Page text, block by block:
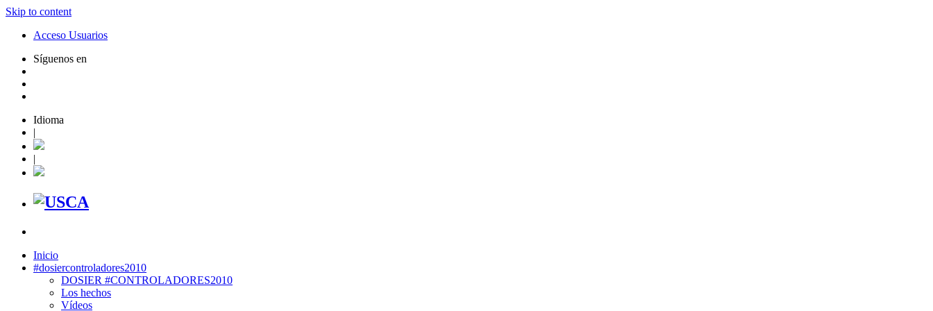
Skip to content
Acceso Usuarios
Síguenos en
Idioma
|
|
Inicio
#dosiercontroladores2010
DOSIER #CONTROLADORES2010
Los hechos
Vídeos